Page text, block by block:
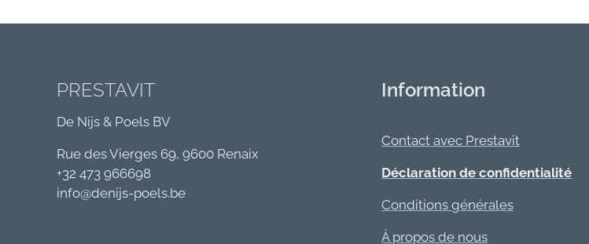
PRESTAVIT
De Nijs & Poels BV
Rue des Vierges 69, 9600 Renaix
+32 473 966698
info@denijs-poels.be
Information
Contact avec Prestavit
Déclaration de confidentialité
Conditions générales
À propos de nous